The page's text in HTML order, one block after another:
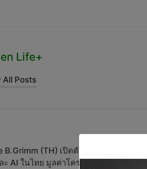
Life+
All Posts
B.Grimm (TH) เปิดตัวศูนย์ดาต้าเซ็นเตอร์
ะ AI ในไทย มูลค่าโครงการ 24,520 ล้านบ